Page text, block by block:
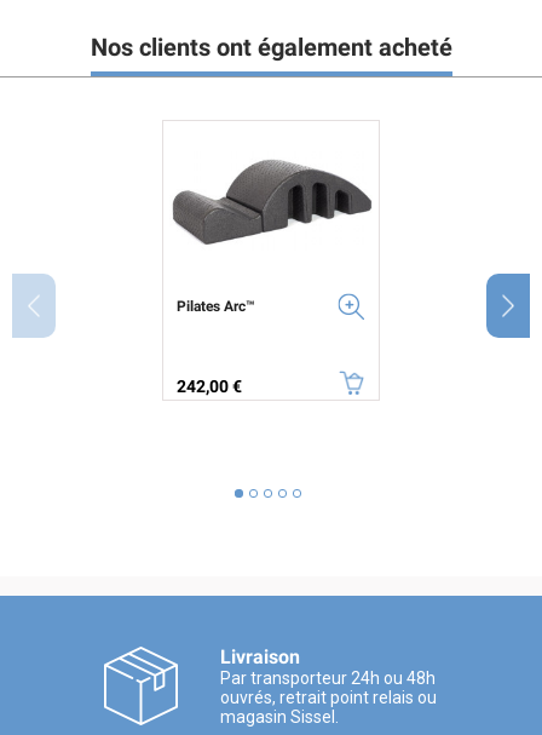
Nos clients ont également acheté
Pilates Arc™
Prix
242,00 €
Livraison
Par transporteur 24h ou 48h
ouvrés, retrait point relais ou
magasin Sissel.